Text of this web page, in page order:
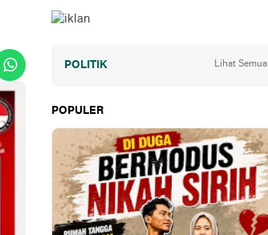
POLITIK Lihat Semua
POPULER